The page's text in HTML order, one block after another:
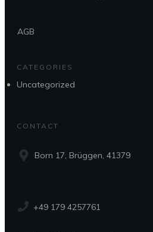
AGB
CATEGORIES
Uncategorized
CONTACT
Born 17, Brüggen, 41379
+49 179 4257761